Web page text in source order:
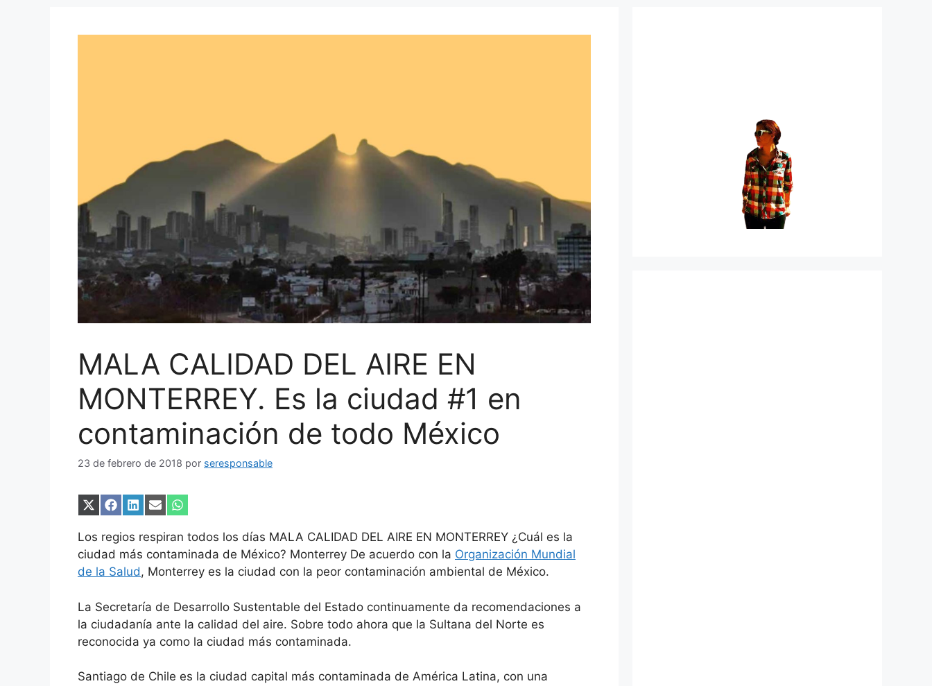
MALA CALIDAD DEL AIRE EN
MONTERREY. Es la ciudad #1 en
contaminación de todo México
23 de febrero de 2018 por seresponsable
Compartir
X
(Twitter)
Compartir
Facebook
Compartir
LinkedIn
Compartir
Email
Compartir
WhatsApp
Los regios respiran todos los días MALA CALIDAD DEL AIRE EN MONTERREY ¿Cuál es la
ciudad más contaminada de México? Monterrey De acuerdo con la Organización Mundial
de la Salud, Monterrey es la ciudad con la peor contaminación ambiental de México.
La Secretaría de Desarrollo Sustentable del Estado continuamente da recomendaciones a
la ciudadanía ante la calidad del aire. Sobre todo ahora que la Sultana del Norte es
reconocida ya como la ciudad más contaminada.
Santiago de Chile es la ciudad capital más contaminada de América Latina, con una